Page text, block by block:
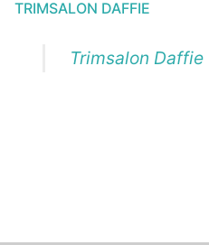
TRIMSALON DAFFIE
Trimsalon Daffie